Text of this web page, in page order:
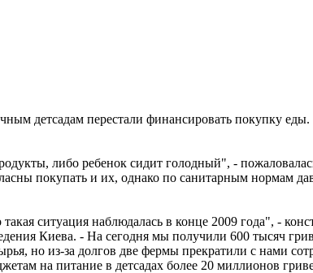
детсадам перестали финансировать покупку
либо ребенок сидит голодный", -
покупать и их, однако по санитарным нормам
ситуация наблюдалась в конце 2009 года", -
Киева. - На сегодня мы получили 600 тысяч
но из-за долгов две фермы прекратили с нами
на питание в детсадах более 20 миллионов